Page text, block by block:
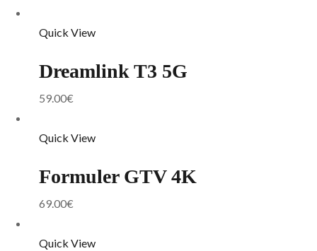
Quick View
Dreamlink T3 5G
59.00€
Quick View
Formuler GTV 4K
69.00€
Quick View